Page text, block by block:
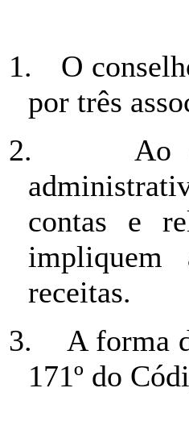
1.
O
por três
2.
Ao
contas e
impliquem
receitas.
3.
A forma
171º do